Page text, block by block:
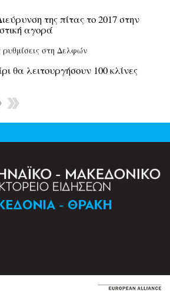
της πίτας το 2017 στην
αγορά
στη Δελφών
θα λειτουργήσουν 100 κλίνες